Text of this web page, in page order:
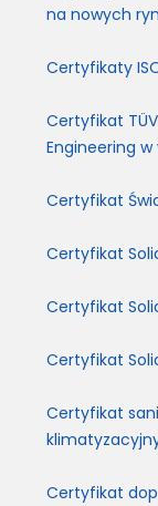
na nowych
Certyfikaty
Certyfikat
Engineering
Certyfikat
Certyfikat
Certyfikat
Certyfikat
Certyfikat
Certyfikat